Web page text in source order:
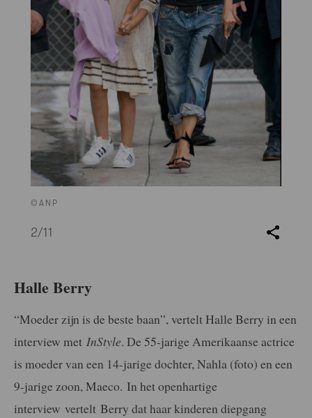
©ANP
2/11
Halle Berry
“Moeder zijn is de beste baan”, vertelt Halle Berry in een
interview met InStyle. De 55-jarige Amerikaanse actrice
is moeder van een 14-jarige dochter, Nahla (foto) en een
9-jarige zoon, Maeco. In het openhartige
interview vertelt Berry dat haar kinderen diepgang